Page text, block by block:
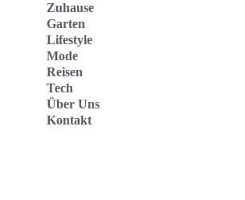
Zuhause
Garten
Lifestyle
Mode
Reisen
Tech
Über Uns
Kontakt